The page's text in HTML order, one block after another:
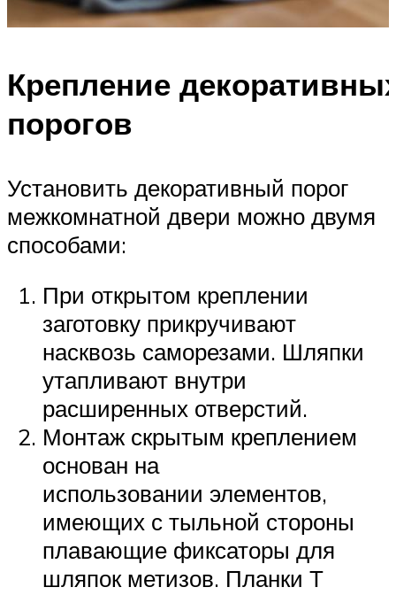
Крепление
порогов
Установить декоративный порог
межкомнатной двери можно двумя
способами:
При открытом креплении
заготовку прикручивают
насквозь саморезами. Шляпки
утапливают внутри
расширенных отверстий.
Монтаж скрытым креплением
основан на
использовании элементов,
имеющих с тыльной стороны
плавающие фиксаторы для
шляпок метизов. Планки Т